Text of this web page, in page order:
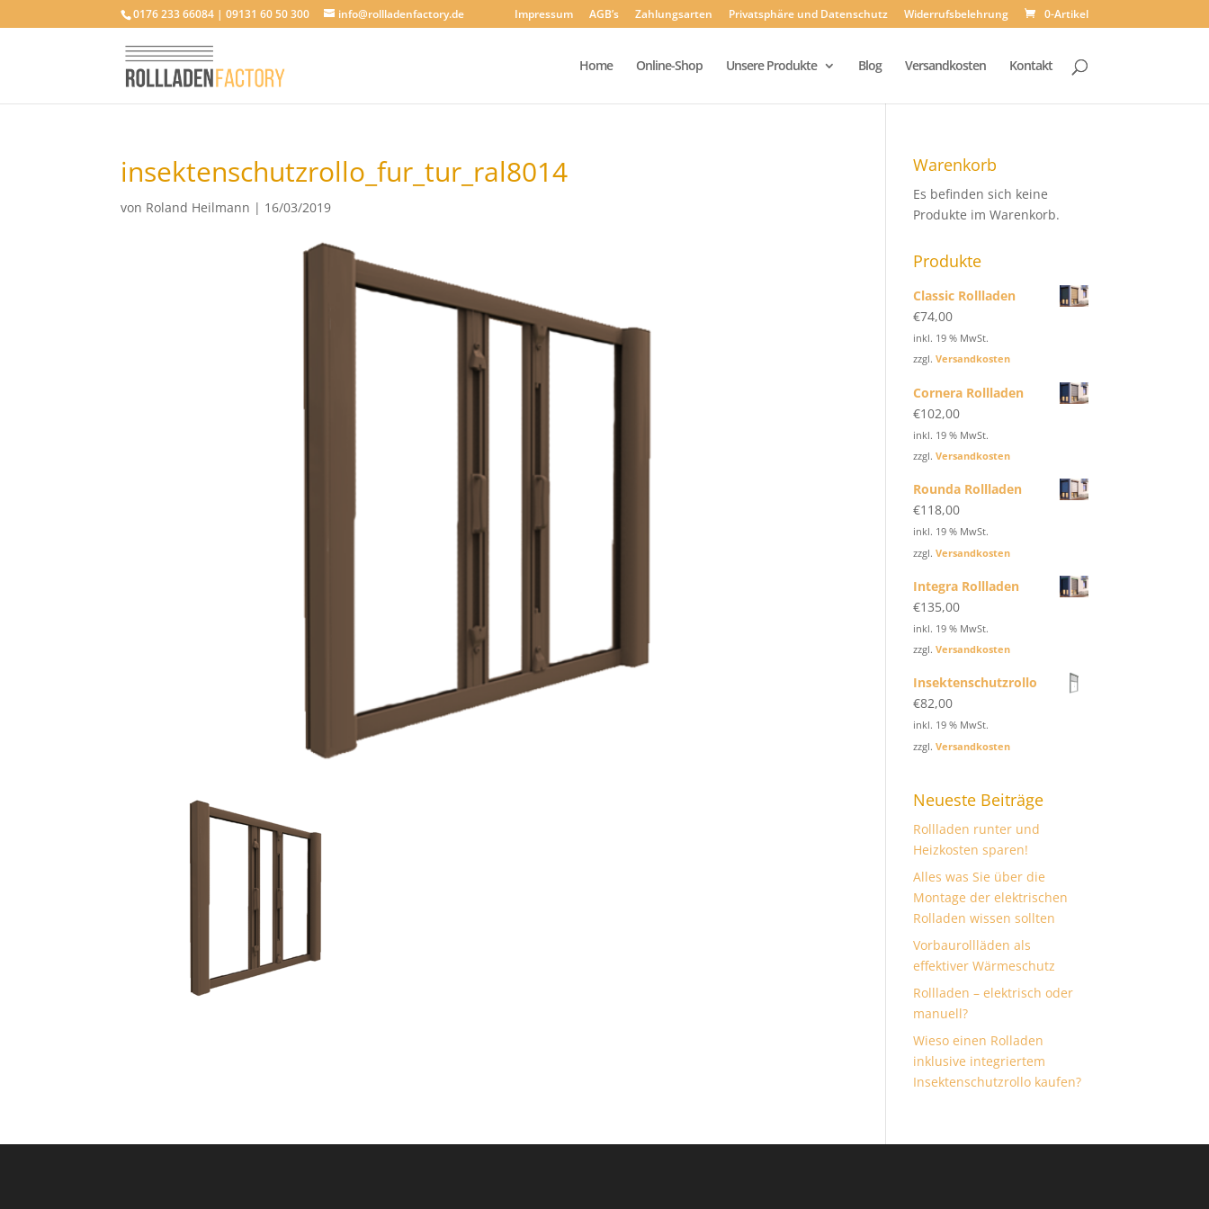
0176 233 66084 | 09131 60 50 300 info@rollladenfactory.de Impressum AGB’s Zahlungsarten Privatsphäre und Datenschutz Widerrufsbelehrung 0-Artikel
Home Online-Shop Unsere Produkte Blog Versandkosten Kontakt
insektenschutzrollo_fur_tur_ral8014
von Roland Heilmann | 16/03/2019
Warenkorb
Es befinden sich keine
Produkte im Warenkorb.
Produkte
Classic Rollladen
€74,00
inkl. 19 % MwSt.
zzgl.Versandkosten
Cornera Rollladen
€102,00
inkl. 19 % MwSt.
zzgl.Versandkosten
Rounda Rollladen
€118,00
inkl. 19 % MwSt.
zzgl.Versandkosten
Integra Rollladen
€135,00
inkl. 19 % MwSt.
zzgl.Versandkosten
Insektenschutzrollo
€82,00
inkl. 19 % MwSt.
zzgl.Versandkosten
Neueste Beiträge
Rollladen runter und
Heizkosten sparen!
Alles was Sie über die
Montage der elektrischen
Rolladen wissen sollten
Vorbaurollläden als
effektiver Wärmeschutz
Rollladen – elektrisch oder
manuell?
Wieso einen Rolladen
inklusive integriertem
Insektenschutzrollo kaufen?